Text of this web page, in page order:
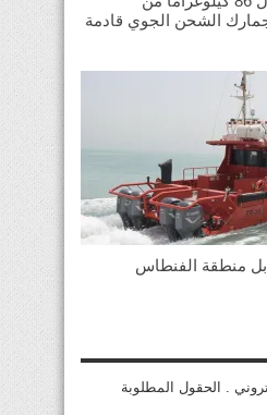
الشحن الجوي قادمة
منطقة الفنطاس
. الحقول المطلوبة